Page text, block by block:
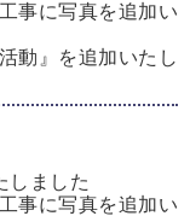
事に写真を追加い
動』を追加いたし
しました
事に写真を追加い